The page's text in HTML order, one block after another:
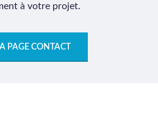
à votre projet.
PAGE CONTACT